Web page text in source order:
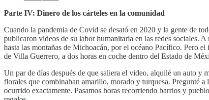
Parte IV: Dinero de los cárteles en la comunidad
Cuando la pandemia de Covid se desató en 2020 y la gente de
publicaron videos de su labor humanitaria en las redes sociales.
hasta las montañas de Michoacán, por el océano Pacífico. Pero
de Villa Guerrero, a dos horas en coche dentro del Estado de
Un par de días después de que saliera el video, alquilé un auto
florales que combinaban amarillo, morado y turquesa. Pregunté a
ocurrido exactamente. Pasamos horas recorriendo barrios y